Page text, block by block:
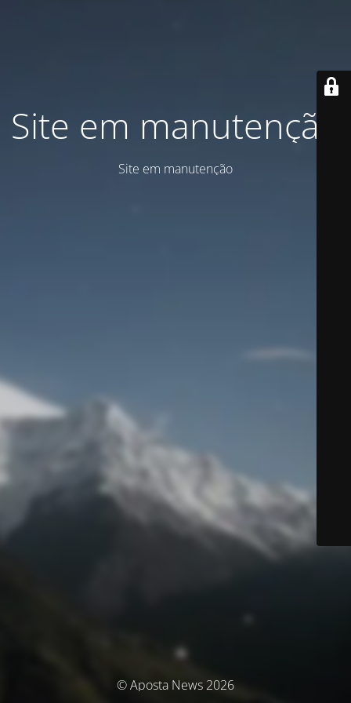
Site em manutenção
Site em manutenção
© Aposta News 2026